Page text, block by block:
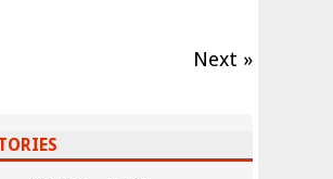
Next »